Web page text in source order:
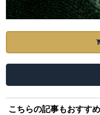
こちらの記事もおすす